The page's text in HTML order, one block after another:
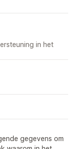
in het
gegevens om